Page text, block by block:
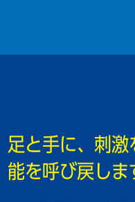
足と手に、刺
能を呼び戻しま